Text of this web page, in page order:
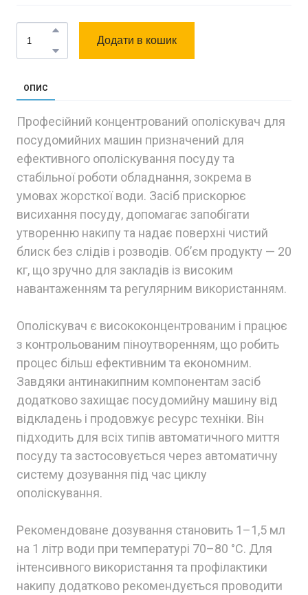
Додати в кошик
ОПИС
Професійний концентрований ополіскувач для
посудомийних машин призначений для
ефективного ополіскування посуду та
стабільної роботи обладнання, зокрема в
умовах жорсткої води. Засіб прискорює
висихання посуду, допомагає запобігати
утворенню накипу та надає поверхні чистий
блиск без слідів і розводів. Об’єм продукту — 20
кг, що зручно для закладів із високим
навантаженням та регулярним використанням.
Ополіскувач є висококонцентрованим і працює
з контрольованим піноутворенням, що робить
процес більш ефективним та економним.
Завдяки антинакипним компонентам засіб
додатково захищає посудомийну машину від
відкладень і продовжує ресурс техніки. Він
підходить для всіх типів автоматичного миття
посуду та застосовується через автоматичну
систему дозування під час циклу
ополіскування.
Рекомендоване дозування становить 1–1,5 мл
на 1 літр води при температурі 70–80 °C. Для
інтенсивного використання та профілактики
накипу додатково рекомендується проводити